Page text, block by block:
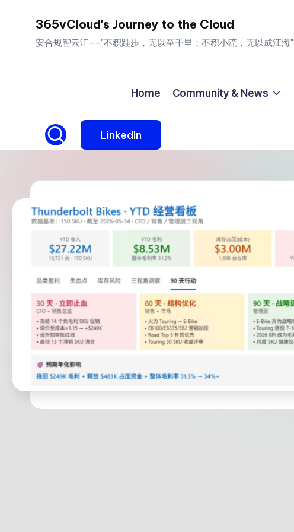
365vCloud's Journey to the Cloud
安合规智云汇--"不积跬步，无以至千里；不积小流，无以成江海"
Home Community & News
LinkedIn